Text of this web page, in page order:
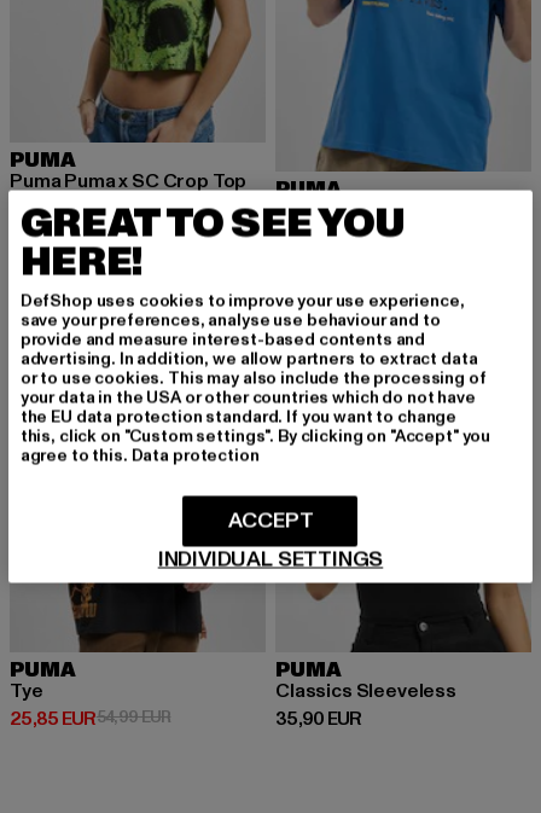
PUMA
Puma Puma x SC Crop Top
19,94 EUR
Derzeitiger Preis: 19,94 EUR
34,99 EUR Aktionspreis: 34,99 EUR
PUMA
In Black Fives
22,05 EUR
Derzeitiger Preis: 22,05 EUR
44,99 EUR
-53%
PUMA
Tye
25,85 EUR
Derzeitiger Preis: 25,85 EUR
54,99 EURAktionspreis: 54,99 EUR
PUMA
Classics Sleeveless
35,90 EUR
Derzeitiger Preis: 35,90 EUR
GREAT TO SEE YOU
HERE!
DefShop uses cookies to improve your use experience,
save your preferences, analyse use behaviour and to
provide and measure interest-based contents and
advertising. In addition, we allow partners to extract data
or to use cookies. This may also include the processing of
your data in the USA or other countries which do not have
the EU data protection standard. If you want to change
this, click on "Custom settings". By clicking on "Accept" you
agree to this. Data protection
INDIVIDUAL SETTINGS
ACCEPT